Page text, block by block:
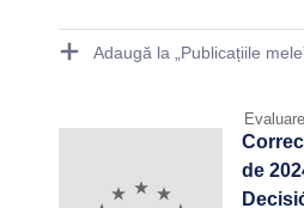
Publication Detail
Adaugă la „Publicațiile
de